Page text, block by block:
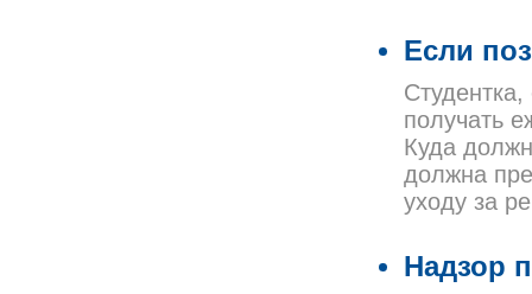
Если
получать
Куда
должна
уходу за
Надзор